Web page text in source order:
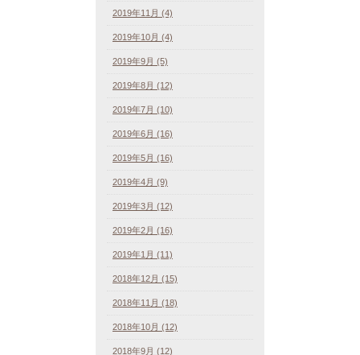
2019年11月 (4)
2019年10月 (4)
2019年9月 (5)
2019年8月 (12)
2019年7月 (10)
2019年6月 (16)
2019年5月 (16)
2019年4月 (9)
2019年3月 (12)
2019年2月 (16)
2019年1月 (11)
2018年12月 (15)
2018年11月 (18)
2018年10月 (12)
2018年9月 (12)